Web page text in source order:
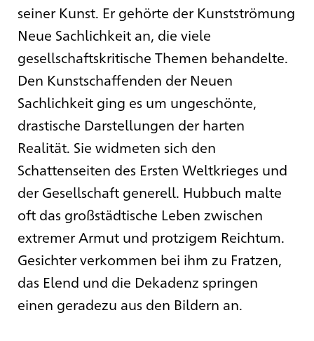
seiner Kunst. Er gehörte der Kunstströmung
Neue Sachlichkeit an, die viele
gesellschaftskritische Themen behandelte.
Den Kunstschaffenden der Neuen
Sachlichkeit ging es um ungeschönte,
drastische Darstellungen der harten
Realität. Sie widmeten sich den
Schattenseiten des Ersten Weltkrieges und
der Gesellschaft generell. Hubbuch malte
oft das großstädtische Leben zwischen
extremer Armut und protzigem Reichtum.
Gesichter verkommen bei ihm zu Fratzen,
das Elend und die Dekadenz springen
einen geradezu aus den Bildern an.